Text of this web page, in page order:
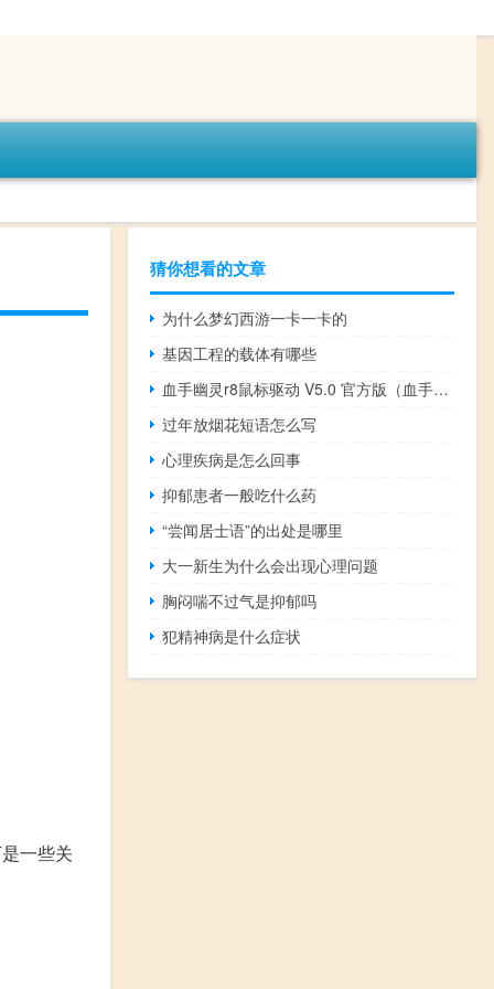
一些关
猜你想看的文章
为什么梦幻西游一卡一卡的
基因工程的载体有哪些
血手幽灵r8鼠标驱动 V5.0 官方版（血手幽灵r8鼠标驱动 V5.0 官方版功能简介）
过年放烟花短语怎么写
心理疾病是怎么回事
抑郁患者一般吃什么药
“尝闻居士语”的出处是哪里
大一新生为什么会出现心理问题
胸闷喘不过气是抑郁吗
犯精神病是什么症状